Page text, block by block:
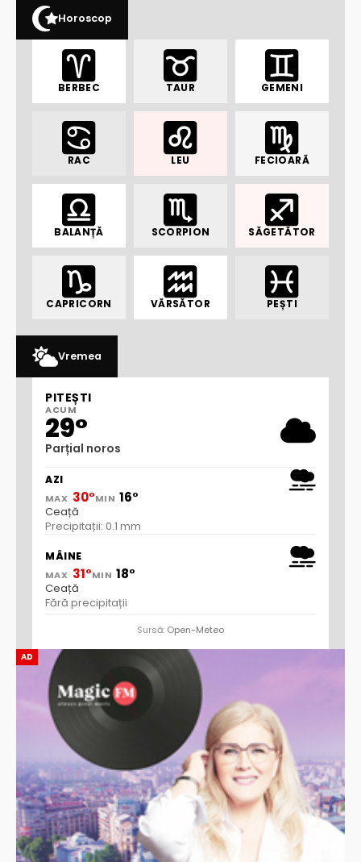
AD
Horoscop
BERBEC TAUR GEMENI
RAC LEU FECIOARĂ
BALANȚĂ SCORPION SĂGETĂTOR
CAPRICORN VĂRSĂTOR PEȘTI
Vremea
PITEȘTI
ACUM
29°
Parțial noros
AZI
MAX 30°MIN 16°
Ceață
Precipitații: 0.1 mm
MÂINE
MAX 31°MIN 18°
Ceață
Fără precipitații
Sursă: Open-Meteo